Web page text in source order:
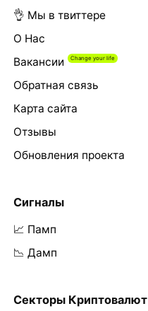
👌 Мы в твиттере
О Нас
Вакансии
Обратная связь
Карта сайта
Отзывы
Обновления проекта
Сигналы
📈 Памп
📉 Дамп
Секторы Криптовалют